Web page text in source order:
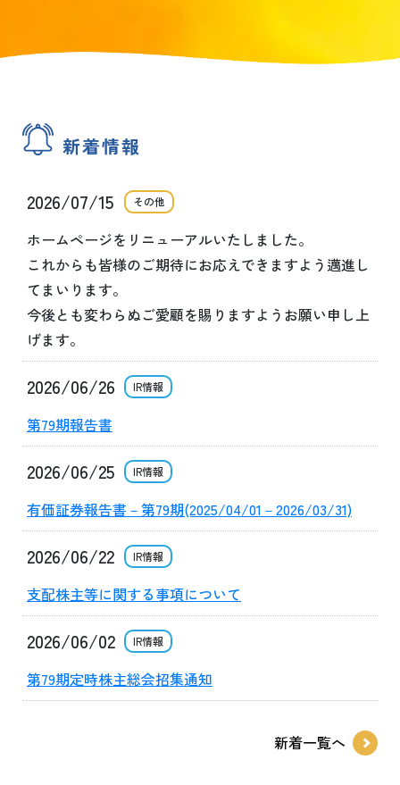
新着情報
2026/07/15 その他
ホームページをリニューアルいたしました。
これからも皆様のご期待にお応えできますよう邁進し
てまいります。
今後とも変わらぬご愛顧を賜りますようお願い申し上
げます。
2026/06/26 IR情報
第79期報告書
2026/06/25 IR情報
有価証券報告書－第79期(2025/04/01－2026/03/31)
2026/06/22 IR情報
支配株主等に関する事項について
2026/06/02 IR情報
第79期定時株主総会招集通知
新着一覧へ